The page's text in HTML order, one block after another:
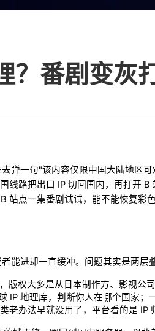
弹一句"该内容仅限中国大陆地
线路把出口 IP 切回国内，再打开
点一集番剧试试，能不能恢复彩
能进却一直缓冲。问题其实是两层
版权大多是从日本制作方、影视公
IP 地理库，判断你人在哪个国家
办法早就没用了，平台看的是 IP